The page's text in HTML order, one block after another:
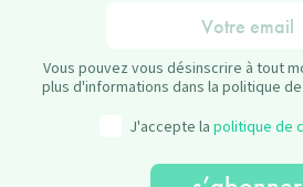
Vous pouvez vous désinscrire à tout
plus d'informations dans la politique
J'accepte la politique de